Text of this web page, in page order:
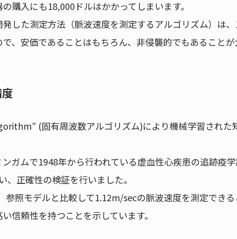
購入にも18,000ドルはかかってしまいます。
した測定方法（脈波速度を測定するアルゴリズム）は、
、安価であることはもちろん、非侵襲的でもあることが
(固有周波数アルゴリズム)により機械学習された
ガムで1948年から行われている虚血性心疾患の追跡疫
正確性の検証を行いました。
参照モデルと比較して1.12m/secの脈波速度を測定できる
信頼性を持つことを示しています。